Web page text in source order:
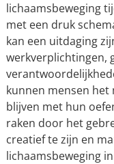
lichaamsbeweging
met een druk
kan een uitdaging
werkverplichtingen,
kunnen mensen
blijven met hun
raken door het
creatief te zijn en
lichaamsbeweging